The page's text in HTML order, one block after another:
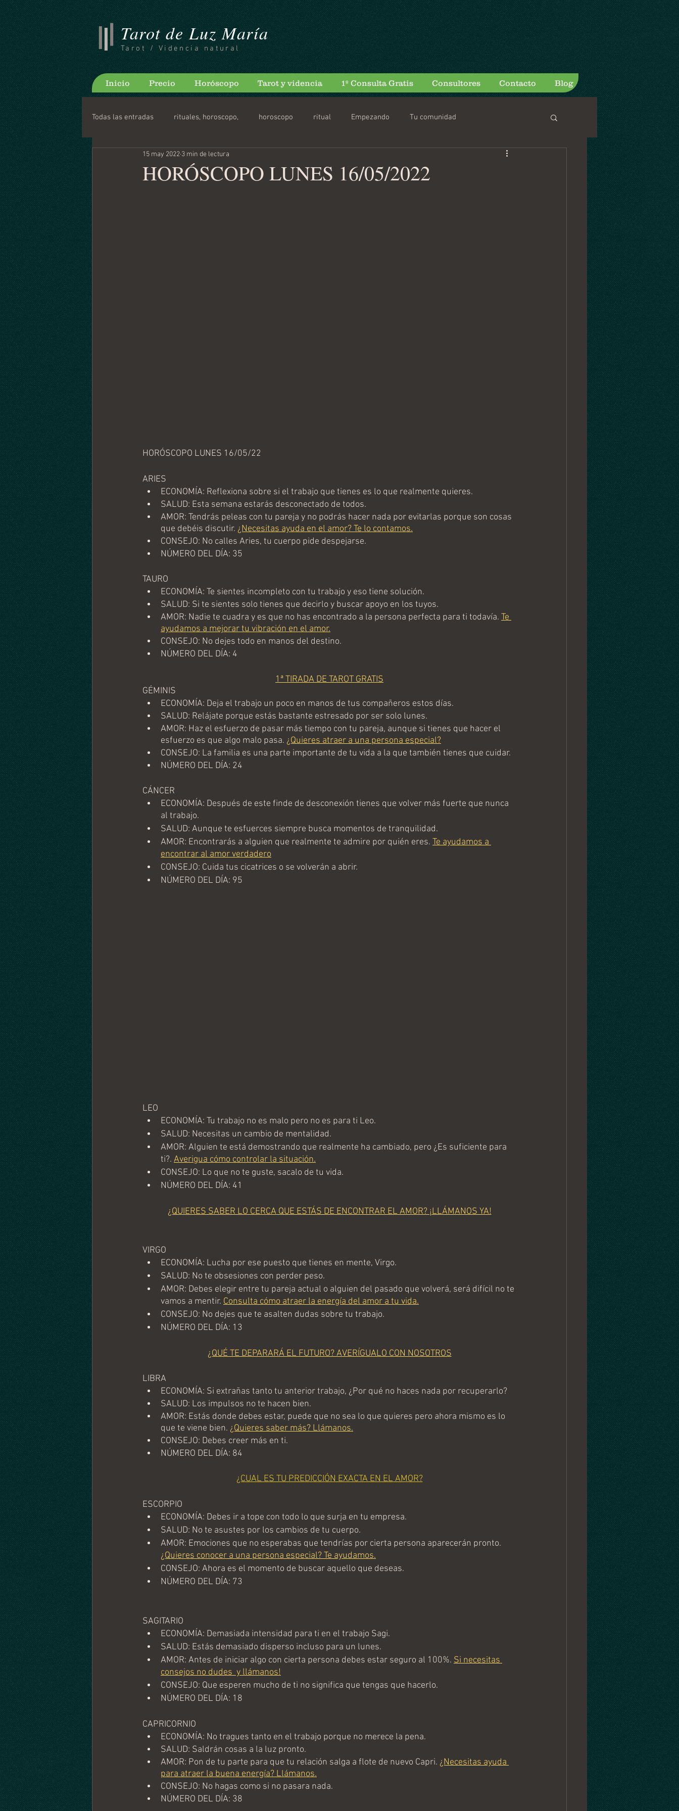
Tarot de Luz María
Tarot / Videncia natural
Inicio Precio Horóscopo Tarot y videncia 1º Consulta Gratis Consultores Contacto Blog
Todas las entradas rituales, horoscopo, horoscopo ritual Empezando Tu comunidad
Consejos para bloguear Horoscopo Diario
HORÓSCOPO LUNES 16/05/2022
15 may 2022 3 min de lectura
HORÓSCOPO LUNES 16/05/22
ARIES
ECONOMÍA: Reflexiona sobre si el trabajo que tienes es lo que realmente quieres.
SALUD: Esta semana estarás desconectado de todos.
AMOR: Tendrás peleas con tu pareja y no podrás hacer nada por evitarlas porque son cosas
que debéis discutir. ¿Necesitas ayuda en el amor? Te lo contamos.
CONSEJO: No calles Aries, tu cuerpo pide despejarse.
NÚMERO DEL DÍA: 35
TAURO
ECONOMÍA: Te sientes incompleto con tu trabajo y eso tiene solución.
SALUD: Si te sientes solo tienes que decirlo y buscar apoyo en los tuyos.
AMOR: Nadie te cuadra y es que no has encontrado a la persona perfecta para ti todavía. Te
ayudamos a mejorar tu vibración en el amor.
CONSEJO: No dejes todo en manos del destino.
NÚMERO DEL DÍA: 4
1ª TIRADA DE TAROT GRATIS
GÉMINIS
ECONOMÍA: Deja el trabajo un poco en manos de tus compañeros estos días.
SALUD: Relájate porque estás bastante estresado por ser solo lunes.
AMOR: Haz el esfuerzo de pasar más tiempo con tu pareja, aunque si tienes que hacer el
esfuerzo es que algo malo pasa. ¿Quieres atraer a una persona especial?
CONSEJO: La familia es una parte importante de tu vida a la que también tienes que cuidar.
NÚMERO DEL DÍA: 24
CÁNCER
ECONOMÍA: Después de este finde de desconexión tienes que volver más fuerte que nunca
al trabajo.
SALUD: Aunque te esfuerces siempre busca momentos de tranquilidad.
AMOR: Encontrarás a alguien que realmente te admire por quién eres. Te ayudamos a
encontrar al amor verdadero
CONSEJO: Cuida tus cicatrices o se volverán a abrir.
NÚMERO DEL DÍA: 95
LEO
ECONOMÍA: Tu trabajo no es malo pero no es para ti Leo.
SALUD: Necesitas un cambio de mentalidad.
AMOR: Alguien te está demostrando que realmente ha cambiado, pero ¿Es suficiente para
ti?. Averigua cómo controlar la situación.
CONSEJO: Lo que no te guste, sacalo de tu vida.
NÚMERO DEL DÍA: 41
¿QUIERES SABER LO CERCA QUE ESTÁS DE ENCONTRAR EL AMOR? ¡LLÁMANOS YA!
VIRGO
ECONOMÍA: Lucha por ese puesto que tienes en mente, Virgo.
SALUD: No te obsesiones con perder peso.
AMOR: Debes elegir entre tu pareja actual o alguien del pasado que volverá, será difícil no te
vamos a mentir. Consulta cómo atraer la energía del amor a tu vida.
CONSEJO: No dejes que te asalten dudas sobre tu trabajo.
NÚMERO DEL DÍA: 13
¿QUÉ TE DEPARARÁ EL FUTURO? AVERÍGUALO CON NOSOTROS
LIBRA
ECONOMÍA: Si extrañas tanto tu anterior trabajo, ¿Por qué no haces nada por recuperarlo?
SALUD: Los impulsos no te hacen bien.
AMOR: Estás donde debes estar, puede que no sea lo que quieres pero ahora mismo es lo
que te viene bien. ¿Quieres saber más? Llámanos.
CONSEJO: Debes creer más en ti.
NÚMERO DEL DÍA: 84
¿CUAL ES TU PREDICCIÓN EXACTA EN EL AMOR?
ESCORPIO
ECONOMÍA: Debes ir a tope con todo lo que surja en tu empresa.
SALUD: No te asustes por los cambios de tu cuerpo.
AMOR: Emociones que no esperabas que tendrías por cierta persona aparecerán pronto.
¿Quieres conocer a una persona especial? Te ayudamos.
CONSEJO: Ahora es el momento de buscar aquello que deseas.
NÚMERO DEL DÍA: 73
SAGITARIO
ECONOMÍA: Demasiada intensidad para ti en el trabajo Sagi.
SALUD: Estás demasiado disperso incluso para un lunes.
AMOR: Antes de iniciar algo con cierta persona debes estar seguro al 100%. Si necesitas
consejos no dudes  y llámanos!
CONSEJO: Que esperen mucho de ti no significa que tengas que hacerlo.
NÚMERO DEL DÍA: 18
CAPRICORNIO
ECONOMÍA: No tragues tanto en el trabajo porque no merece la pena.
SALUD: Saldrán cosas a la luz pronto.
AMOR: Pon de tu parte para que tu relación salga a flote de nuevo Capri. ¿Necesitas ayuda
para atraer la buena energía? Llámanos.
CONSEJO: No hagas como si no pasara nada.
NÚMERO DEL DÍA: 38